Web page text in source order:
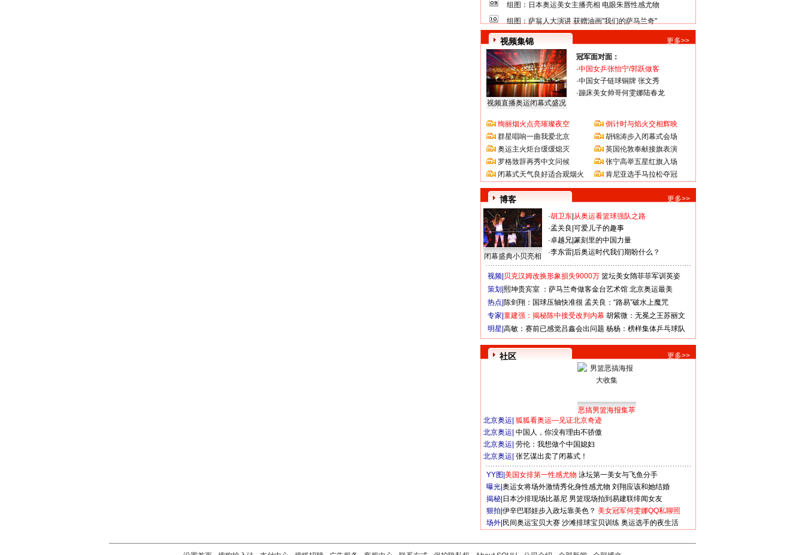
组图：日本奥运美女主播亮相 电眼朱唇性感尤物
组图：萨翁人大演讲 获赠油画"我们的萨马兰奇"
视频集锦 更多>>
视频直播奥运闭幕式盛况
冠军面对面：
·中国女乒张怡宁/郭跃做客
·中国女子链球铜牌 张文秀
·蹦床美女帅哥何雯娜陆春龙
绚丽烟火点亮璀璨夜空
群星唱响一曲我爱北京
奥运主火炬台缓缓熄灭
罗格致辞再秀中文问候
闭幕式天气良好适合观烟火
倒计时与焰火交相辉映
胡锦涛步入闭幕式会场
英国伦敦奉献接旗表演
张宁高举五星红旗入场
肯尼亚选手马拉松夺冠
博客 更多>>
闭幕盛典小贝亮相
·胡卫东 从奥运看篮球强队之路
·孟关良 可爱儿子的趣事
·卓越兄 篆刻里的中国力量
·李东雷 后奥运时代我们期盼什么？
视频| 贝克汉姆改换形象损失9000万 篮坛美女隋菲菲军训英姿
策划| 熙坤贵宾室 ：萨马兰奇做客金台艺术馆 北京奥运最美
热点| 陈剑翔：国球压轴快准很 孟关良：“路易”破水上魔咒
专家| 童建强：揭秘陈中接受改判内幕 胡紫微：无冕之王苏丽文
明星| 高敏：赛前已感觉吕鑫会出问题 杨杨：榜样集体乒乓球队
社区 更多>>
恶搞男篮海报集萃
北京奥运 狐狐看奥运—见证北京奇迹
北京奥运 中国人，你没有理由不骄傲
北京奥运 劳伦：我想做个中国媳妇
北京奥运 张艺谋出卖了闭幕式！
YY图| 美国女排第一性感尤物 泳坛第一美女与飞鱼分手
曝光| 奥运女将场外激情秀化身性感尤物 刘翔应该和她结婚
揭秘| 日本沙排现场比基尼 男篮现场拍到易建联绯闻女友
狠拍| 伊辛巴耶娃步入政坛靠美色？ 美女冠军何雯娜QQ私聊照
场外| 民间奥运宝贝大赛 沙滩排球宝贝训练 奥运选手的夜生活